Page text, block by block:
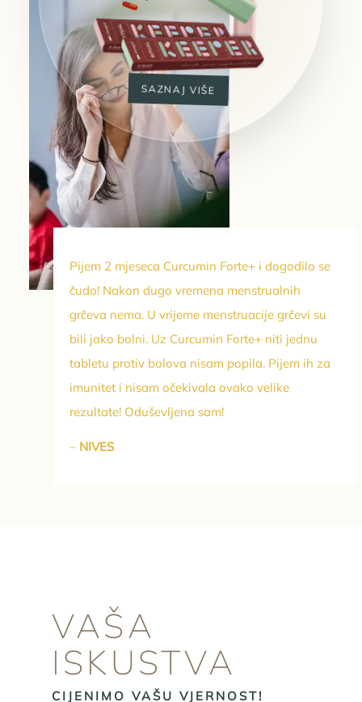
Pijem 2 mjeseca Curcumin Forte+ i dogodilo se
čudo! Nakon dugo vremena menstrualnih
grčeva nema. U vrijeme menstruacije grčevi su
bili jako bolni. Uz Curcumin Forte+ niti jednu
tabletu protiv bolova nisam popila. Pijem ih za
imunitet i nisam očekivala ovako velike
rezultate! Oduševljena sam!
– NIVES
VAŠA
ISKUSTVA
CIJENIMO VAŠU VJERNOST!
SAZNAJ VIŠE